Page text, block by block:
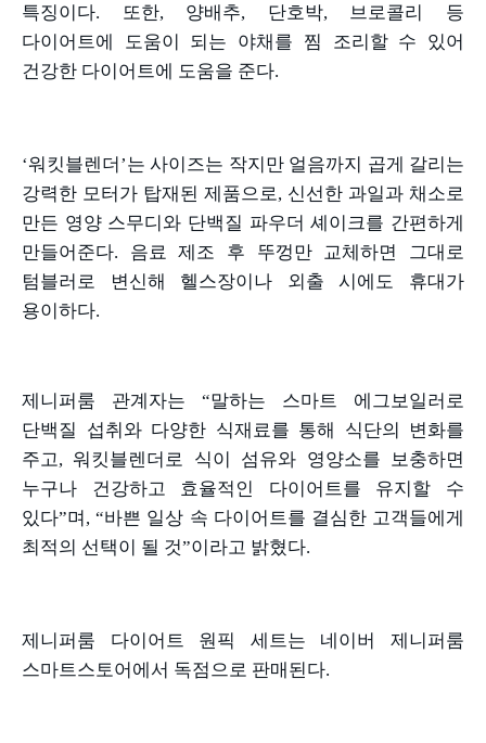
특징이다. 또한, 양배추, 단호박,
브로콜리 등
다이어트에 도움이 되는 야채를 찜 조리할 수 있어
건강한 다이어트에 도움을 준다.
‘워킷블렌더’는 사이즈는 작지만 얼음까지 곱게 갈리는
강력한 모터가 탑재된 제품으로, 신선한 과일과 채소로
만든 영양 스무디와 단백질 파우더 셰이크를 간편하게
만들어준다. 음료 제조 후 뚜껑만 교체하면 그대로
텀블러로 변신해 헬스장이나 외출 시에도 휴대가
용이하다.
제니퍼룸 관계자는 “말하는 스마트 에그보일러로
단백질 섭취와 다양한 식재료를 통해 식단의 변화를
주고, 워킷블렌더로 식이 섬유와 영양소를 보충하면
누구나 건강하고 효율적인 다이어트를 유지할 수
있다”며 , “바쁜 일상 속 다이어트를 결심한 고객들에게
최적의 선택이 될 것”이라고 밝혔다.
제니퍼룸 다이어트 원픽 세트는 네이버 제니퍼룸
스마트스토어에서 독점으로 판매된다.